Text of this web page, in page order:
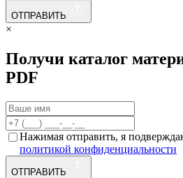
ОТПРАВИТЬ
×
Получи каталог
PDF
Нажимая отправить, я
политикой конфиденциальности
ОТПРАВИТЬ